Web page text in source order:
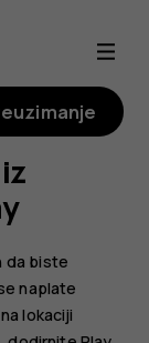
da biste
naplate
lokaciji